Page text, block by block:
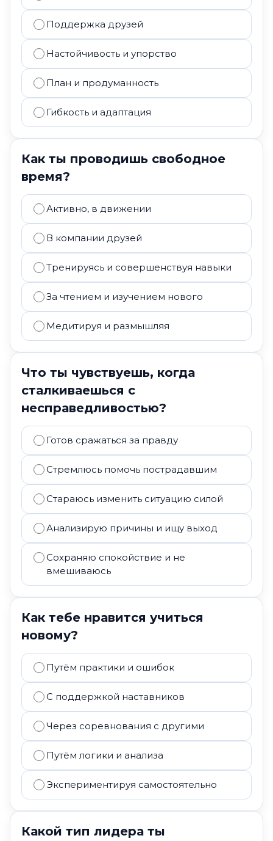
Поддержка друзей
Настойчивость и упорство
План и продуманность
Гибкость и адаптация
Как ты проводишь свободное
время?
Активно, в движении
В компании друзей
Тренируясь и совершенствуя навыки
За чтением и изучением нового
Медитируя и размышляя
Что ты чувствуешь, когда
сталкиваешься с
несправедливостью?
Готов сражаться за правду
Стремлюсь помочь пострадавшим
Стараюсь изменить ситуацию силой
Анализирую причины и ищу выход
Сохраняю спокойствие и не
вмешиваюсь
Как тебе нравится учиться
новому?
Путём практики и ошибок
С поддержкой наставников
Через соревнования с другими
Путём логики и анализа
Экспериментируя самостоятельно
Какой тип лидера ты